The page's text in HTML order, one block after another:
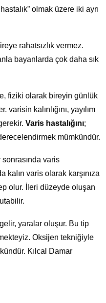
olmak üzere iki ayrı
rahatsızlık vermez.
bayanlarda çok daha sık
fiziki olarak bireyin günlük
varisin kalınlığını, yayılım
Varis hastalığını;
mümkündür.
varis
kalın varis olarak karşınıza
olur. İleri düzeyde oluşan
yaralar oluşur. Bu tip
Oksijen tekniğiyle
Kılcal Damar